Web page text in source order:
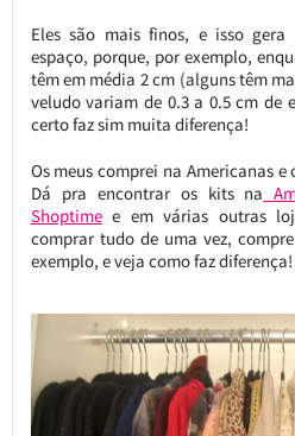
Eles são mais finos, e isso
espaço, porque, por exemplo,
têm em média 2 cm (alguns têm
veludo variam de 0.3 a 0.5 cm de
certo faz sim muita diferença!
Os meus comprei na Americanas e
Dá pra encontrar os kits na
Shoptimee em várias outras
comprar tudo de uma vez,
exemplo, e veja como faz diferença!